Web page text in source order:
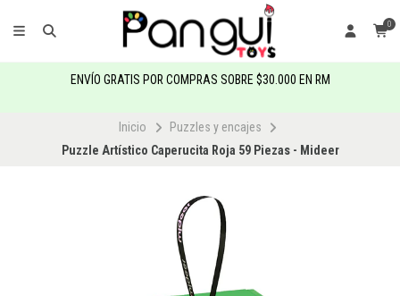
0
ENVÍO GRATIS POR COMPRAS SOBRE $30.000 EN RM
Inicio
Puzzles y encajes
Puzzle Artístico Caperucita Roja 59 Piezas - Mideer